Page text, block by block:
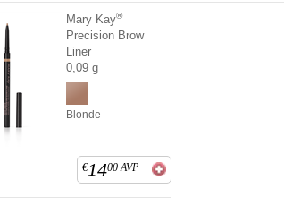
Mary Kay®
Precision Brow
Liner
0,09 g
Blonde
€1400 AVP